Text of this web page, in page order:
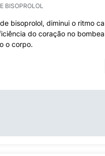
BISOPROLOL
bisoprolol, diminui o ritmo
do coração no
o corpo.